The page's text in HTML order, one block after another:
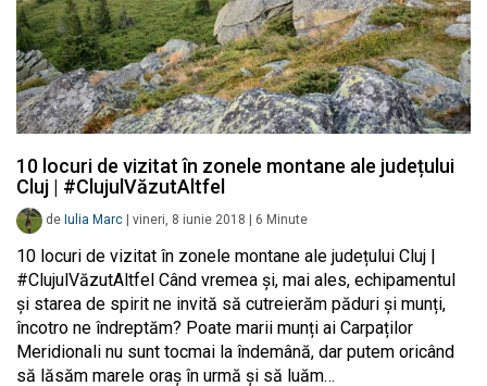
10 locuri de vizitat în zonele montane ale județului
Cluj | #ClujulVăzutAltfel
de Iulia Marc vineri, 8 iunie 2018 6 Minute
10 locuri de vizitat în zonele montane ale județului Cluj |
#ClujulVăzutAltfel Când vremea și, mai ales, echipamentul
și starea de spirit ne invită să cutreierăm păduri și munți,
încotro ne îndreptăm? Poate marii munți ai Carpaților
Meridionali nu sunt tocmai la îndemână, dar putem oricând
să lăsăm marele oraș în urmă și să luăm…